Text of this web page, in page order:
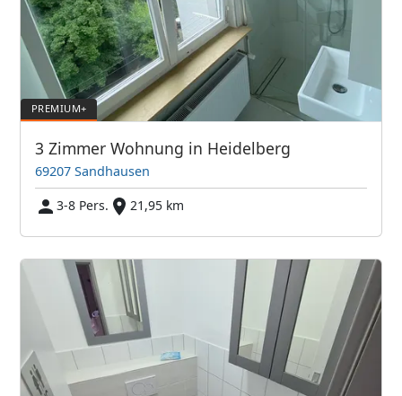
3 Zimmer Wohnung in Heidelberg
69207 Sandhausen
3-8 Pers.
21,95 km